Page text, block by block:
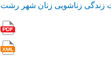
زندگی زناشویی زنان شهر رشت